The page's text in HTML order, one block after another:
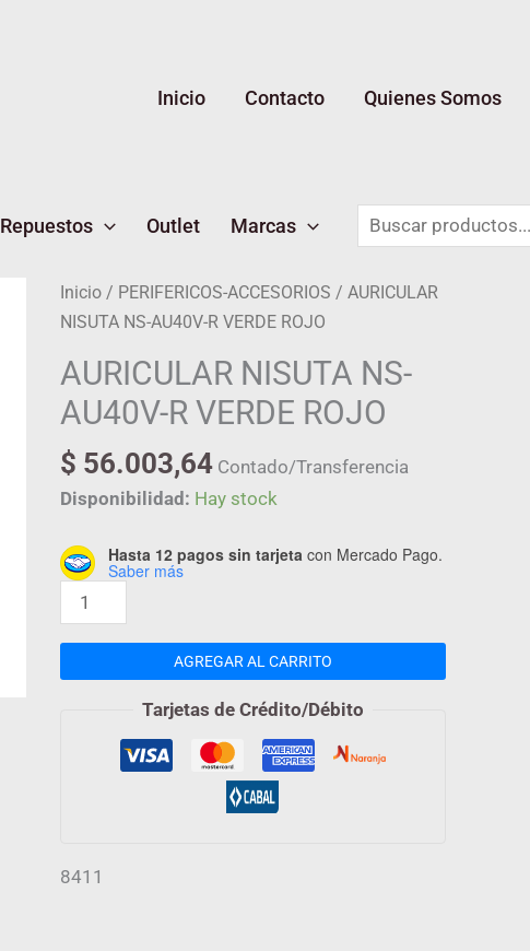
Inicio Contacto Quienes Somos
Repuestos Outlet Marcas
Buscar
Inicio/ PERIFERICOS-ACCESORIOS / AURICULAR
NISUTA NS-AU40V-R VERDE ROJO
AURICULAR NISUTA NS-
AU40V-R VERDE ROJO
$ 56.003,64 Contado/Transferencia
Disponibilidad: Hay stock
Hasta 12 pagos sin tarjetacon Mercado Pago.
Saber más
AURICULAR
NISUTA
AU40V-
R
ROJO
cantidad
AGREGAR AL CARRITO
Tarjetas de Crédito/Débito
8411